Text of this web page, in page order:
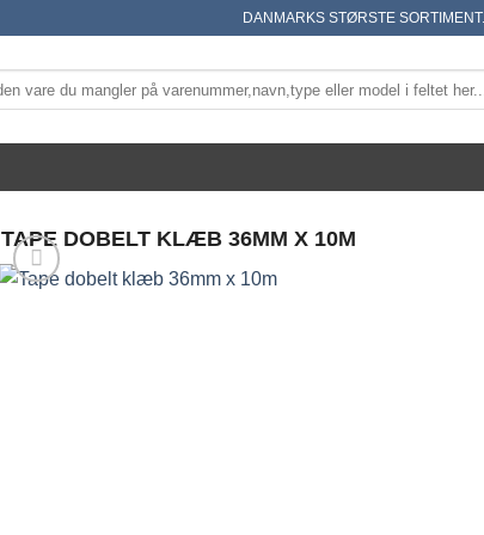
DANMARKS STØRSTE SORTIMENT.
TAPE DOBELT KLÆB 36MM X 10M